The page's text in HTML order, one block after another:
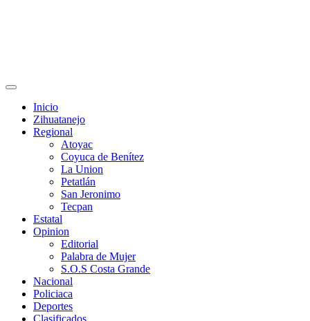
Primary
Inicio
Zihuatanejo
Regional
Atoyac
Coyuca de Benítez
La Union
Petatlán
San Jeronimo
Tecpan
Estatal
Opinion
Editorial
Palabra de Mujer
S.O.S Costa Grande
Nacional
Policiaca
Deportes
Clasificados